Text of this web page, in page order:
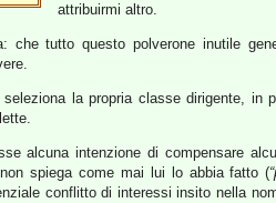
attribuirmi altro.
che tutto questo polverone inutile
seleziona la propria classe dirigente,
alcuna intenzione di compensare
spiega come mai lui lo abbia fatto (
conflitto di interessi insito nella